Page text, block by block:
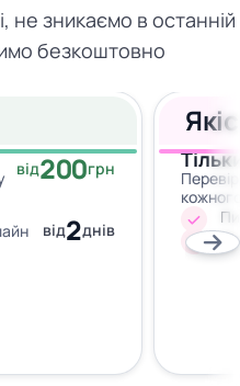
не зникаємо в останній
безкоштовно
від200грн
від2днів